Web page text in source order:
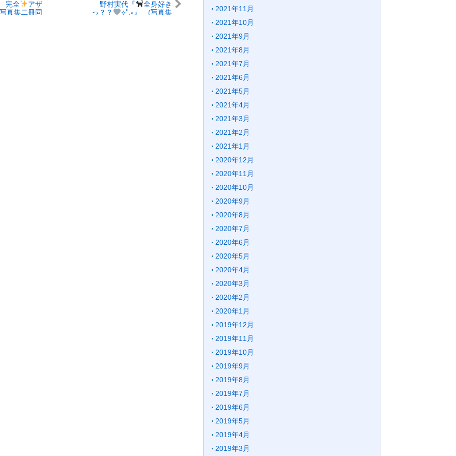
完全
アザ
写真集二冊同
野村実代『
全身好き
っ？？
⟡˚.⋆』 (写真集
2021年11月
2021年10月
2021年9月
2021年8月
2021年7月
2021年6月
2021年5月
2021年4月
2021年3月
2021年2月
2021年1月
2020年12月
2020年11月
2020年10月
2020年9月
2020年8月
2020年7月
2020年6月
2020年5月
2020年4月
2020年3月
2020年2月
2020年1月
2019年12月
2019年11月
2019年10月
2019年9月
2019年8月
2019年7月
2019年6月
2019年5月
2019年4月
2019年3月